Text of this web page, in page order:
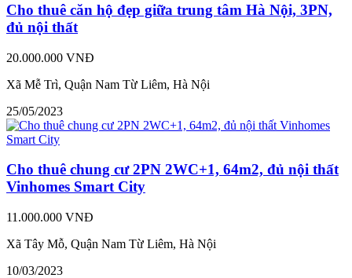
Cho thuê căn hộ đẹp giữa trung tâm Hà Nội, 3PN,
đủ nội thất
20.000.000 VNĐ
Xã Mễ Trì, Quận Nam Từ Liêm, Hà Nội
25/05/2023
Cho thuê chung cư 2PN 2WC+1, 64m2, đủ nội thất
Vinhomes Smart City
11.000.000 VNĐ
Xã Tây Mỗ, Quận Nam Từ Liêm, Hà Nội
10/03/2023